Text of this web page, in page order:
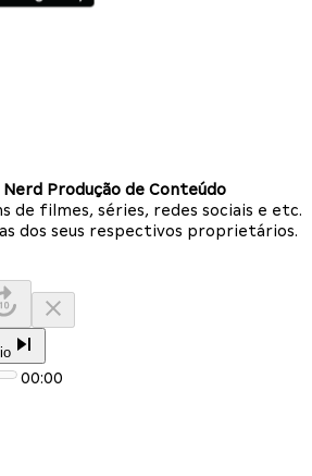
Produção de Conteúdo
de filmes, séries, redes sociais e etc.
dos seus respectivos proprietários.
00:00